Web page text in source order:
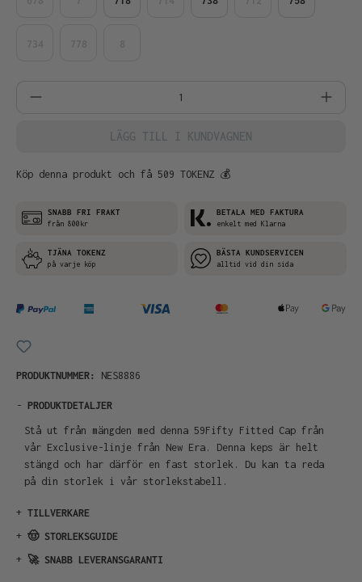
Produktkvantitet: Ange önskat
LÄGG TILL I KUNDVAGNEN
Köp denna produkt och få 509 TOKENZ 💰
SNABB FRI FRAKT
från 800kr
BETALA MED FAKTURA
enkelt med Klarna
TJÄNA TOKENZ
på varje köp
BÄSTA KUNDSERVICEN
alltid vid din sida
PRODUKTNUMMER: NES8886
- PRODUKTDETALJER
Stå ut från mängden med denna 59Fifty Fitted Cap från
vår Exclusive-linje från New Era. Denna keps är helt
stängd och har därför en fast storlek. Du kan ta reda
på din storlek i vår storlekstabell.
+ TILLVERKARE
+ 🤠 STORLEKSGUIDE
+ 🚀 SNABB LEVERANSGARANTI